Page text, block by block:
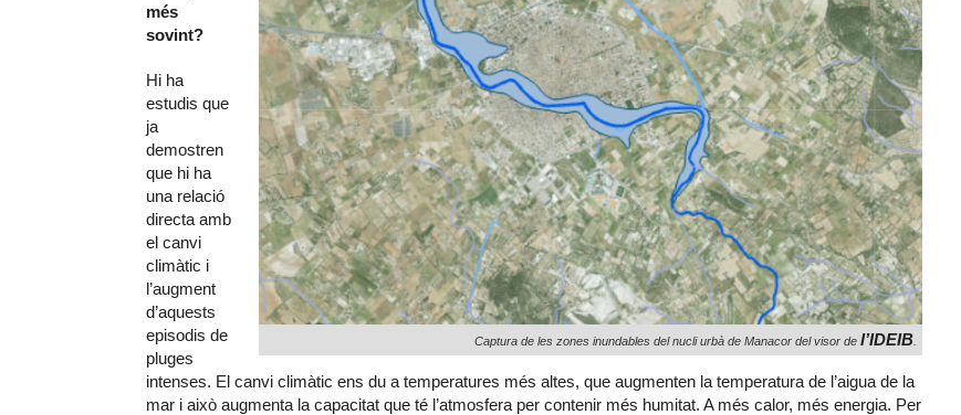
Captura de les zones inundables del nucli urbà de Manacor del visor de l’IDEIB.
més
sovint?
Hi ha
estudis que
ja
demostren
que hi ha
una relació
directa amb
el canvi
climàtic i
l’augment
d’aquests
episodis de
pluges
intenses. El canvi climàtic ens du a temperatures més altes, que augmenten la temperatura de l’aigua de la
mar i això augmenta la capacitat que té l’atmosfera per contenir més humitat. A més calor, més energia. Per